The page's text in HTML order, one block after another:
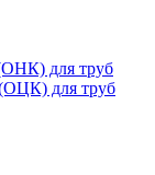
для труб
для труб